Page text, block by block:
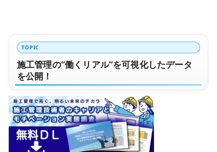
TOPIC
施工管理の“働くリアル”を可視化したデータ
を公開！